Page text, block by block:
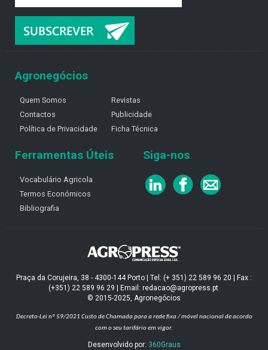
Agronegócios
Quem Somos
Contactos
Política de Privacidade
Revistas
Publicidade
Ficha Técnica
Ferramentas Úteis
Vocabulário Agricola
Termos Económicos
Bibliografia
Siga-nos
Praça da Corujeira, 38 - 4300-144 Porto | Tel: (+ 351) 22 589 96 20 | Fax :
(+351) 22 589 96 29 | Email: redacao@agropress.pt
© 2015-2025, Agronegócios
Decreto-Lei nº 59/2021 Custo de Chamada para a rede fixa / móvel nacional de acordo
com o seu tarifário em vigor.
Desenvolvido por: 360Graus